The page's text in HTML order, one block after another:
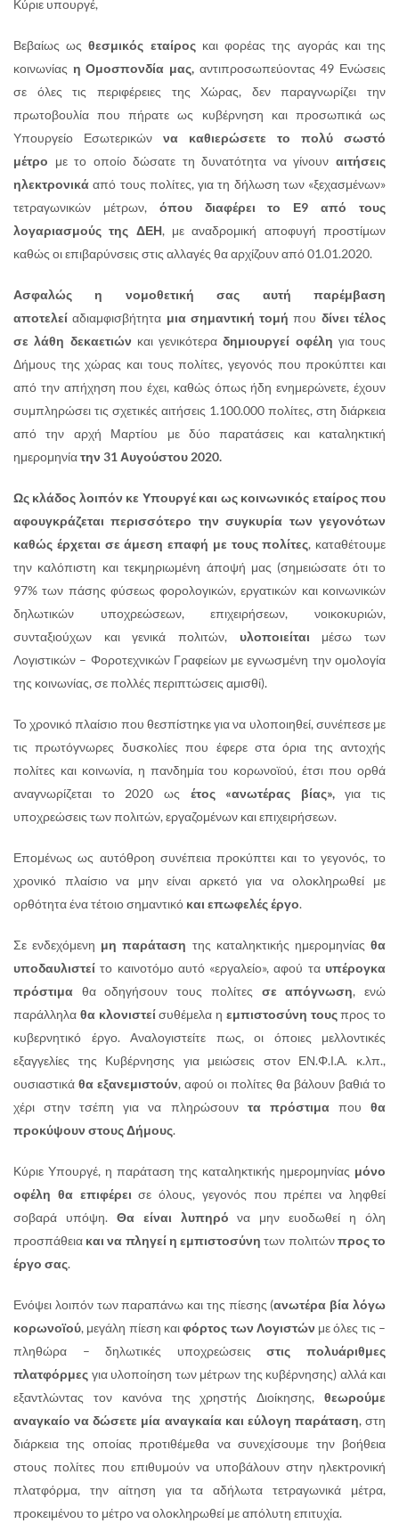
Κύριε υπουργέ,
Βεβαίως ωςθεσμικός εταίροςκαι φορέας της αγοράς και της
κοινωνίας η Ομοσπονδία μας, αντιπροσωπεύοντας 49 Ενώσεις
σε όλες τις περιφέρειες της Χώρας, δεν παραγνωρίζει την
πρωτοβουλία που πήρατε ως κυβέρνηση και προσωπικά ως
Υπουργείο Εσωτερικών να καθιερώσετε το πολύ σωστό
μέτρο με το οποίο δώσατε τη δυνατότητα να γίνουν αιτήσεις
ηλεκτρονικά από τους πολίτες, για τη δήλωση των «ξεχασμένων»
τετραγωνικών μέτρων, όπου διαφέρει το Ε9 από τους
λογαριασμούς της ΔΕΗ, με αναδρομική αποφυγή προστίμων
καθώς οι επιβαρύνσεις στις αλλαγές θα αρχίζουν από 01.01.2020.
Ασφαλώς η νομοθετική σας αυτή παρέμβαση
αποτελεί αδιαμφισβήτητα μια σημαντική τομή που δίνει τέλος
σε λάθη δεκαετιών και γενικότεραδημιουργεί οφέλη για τους
Δήμους της χώρας και τους πολίτες, γεγονός που προκύπτει και
από την απήχηση που έχει, καθώς όπως ήδη ενημερώνετε, έχουν
συμπληρώσει τις σχετικές αιτήσεις 1.100.000 πολίτες, στη διάρκεια
από την αρχή Μαρτίου με δύο παρατάσεις και καταληκτική
ημερομηνίατην 31 Αυγούστου 2020.
Ως κλάδος λοιπόν κε Υπουργέ και ως κοινωνικός εταίρος που
αφουγκράζεται περισσότερο την συγκυρία των γεγονότων
καθώς έρχεται σε άμεση επαφή με τους πολίτες, καταθέτουμε
την καλόπιστη και τεκμηριωμένη άποψή μας (σημειώσατε ότι το
97% των πάσης φύσεως φορολογικών, εργατικών και κοινωνικών
δηλωτικών υποχρεώσεων, επιχειρήσεων, νοικοκυριών,
συνταξιούχων και γενικά πολιτών, υλοποιείται μέσω των
Λογιστικών – Φοροτεχνικών Γραφείων με εγνωσμένη την ομολογία
της κοινωνίας, σε πολλές περιπτώσεις αμισθί).
Το χρονικό πλαίσιο που θεσπίστηκε για να υλοποιηθεί, συνέπεσε με
τις πρωτόγνωρες δυσκολίες που έφερε στα όρια της αντοχής
πολίτες και κοινωνία, η πανδημία του κορωνοϊού, έτσι που ορθά
αναγνωρίζεται το 2020 ως έτος «ανωτέρας βίας»,για τις
υποχρεώσεις των πολιτών, εργαζομένων και επιχειρήσεων.
Επομένως ως αυτόθροη συνέπεια προκύπτει και το γεγονός, το
χρονικό πλαίσιο να μην είναι αρκετό για να ολοκληρωθεί με
ορθότητα ένα τέτοιο σημαντικό και επωφελές έργο.
Σε ενδεχόμενη μη παράταση της καταληκτικής ημερομηνίαςθα
υποδαυλιστεί το καινοτόμο αυτό «εργαλείο», αφού τα υπέρογκα
πρόστιμα θα οδηγήσουν τους πολίτες σε απόγνωση, ενώ
παράλληλα θα κλονιστείσυθέμελα η εμπιστοσύνη τουςπρος το
κυβερνητικό έργο. Αναλογιστείτε πως, οι όποιες μελλοντικές
εξαγγελίες της Κυβέρνησης για μειώσεις στον ΕΝ.Φ.Ι.Α. κ.λπ.,
ουσιαστικά θα εξανεμιστούν, αφού οι πολίτες θα βάλουν βαθιά το
χέρι στην τσέπη για να πληρώσουν τα πρόστιμαπουθα
προκύψουν στους Δήμους.
Κύριε Υπουργέ, η παράταση της καταληκτικής ημερομηνίας μόνο
οφέλη θα επιφέρει σε όλους, γεγονός που πρέπει να ληφθεί
σοβαρά υπόψη. Θα είναι λυπηρό να μην ευοδωθεί η όλη
προσπάθεια και να πληγεί η εμπιστοσύνη των πολιτώνπρος το
έργο σας.
Ενόψει λοιπόν των παραπάνω και της πίεσης (ανωτέρα βία λόγω
κορωνοϊού, μεγάλη πίεση καιφόρτος των Λογιστών με όλες τις –
πληθώρα – δηλωτικές υποχρεώσειςστις πολυάριθμες
πλατφόρμες για υλοποίηση των μέτρων της κυβέρνησης) αλλά και
εξαντλώντας τον κανόνα της χρηστής Διοίκησης, θεωρούμε
αναγκαίο να δώσετε μία αναγκαία και εύλογη παράταση, στη
διάρκεια της οποίας προτιθέμεθα να συνεχίσουμε την βοήθεια
στους πολίτες που επιθυμούν να υποβάλουν στην ηλεκτρονική
πλατφόρμα, την αίτηση για τα αδήλωτα τετραγωνικά μέτρα,
προκειμένου το μέτρο να ολοκληρωθεί με απόλυτη επιτυχία.